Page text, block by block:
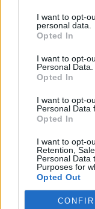
I want to opt-
personal data.
Opted In
I want to opt-
Personal Data.
Opted In
I want to opt-
Personal Data
Opted In
I want to opt-
Retention,
Personal Data
Purposes for
Opted Out
Melyik
rangadót
Az FK
A Sepsi OSK